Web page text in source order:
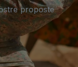
proposte